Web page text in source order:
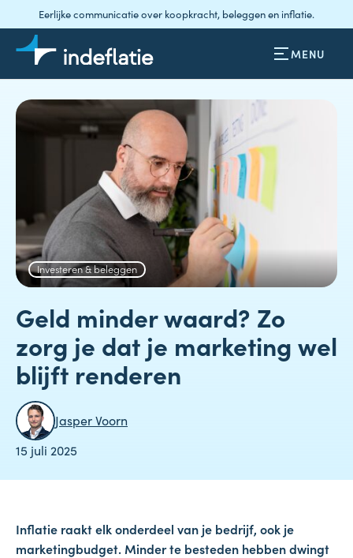
Eerlijke communicatie over koopkracht, beleggen en inflatie.
MENU
Geld minder waard? Zo
zorg je dat je marketing wel
blijft renderen
Jasper Voorn
15 juli 2025
Investeren & beleggen
Inflatie raakt elk onderdeel van je bedrijf, ook je
marketingbudget. Minder te besteden hebben dwingt